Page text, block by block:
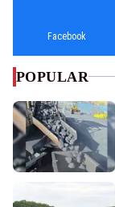
Facebook
POPULAR